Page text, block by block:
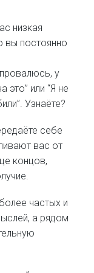
низкая
вы постоянно
у
это” или “Я не
Узнаёте?
себе
вас от
концов,
частых и
а рядом